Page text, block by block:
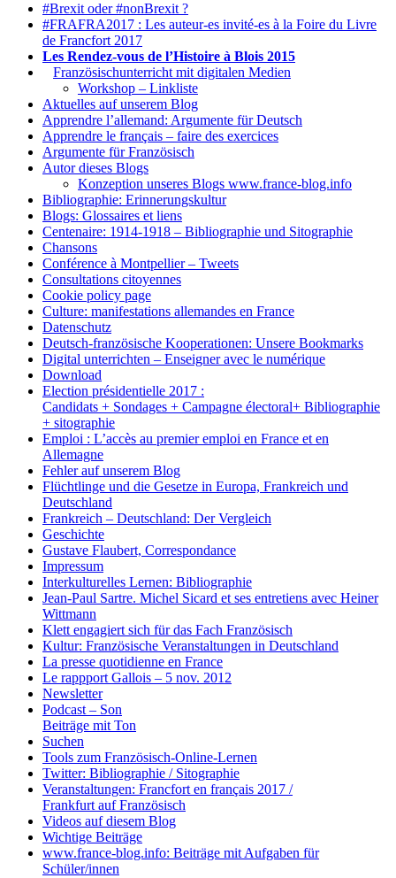
#Brexit oder #nonBrexit ?
#FRAFRA2017 : Les auteur-es invité-es à la Foire du Livre
de Francfort 2017
Les Rendez-vous de l’Histoire à Blois 2015
Französischunterricht mit digitalen Medien
Workshop – Linkliste
Aktuelles auf unserem Blog
Apprendre l’allemand: Argumente für Deutsch
Apprendre le français – faire des exercices
Argumente für Französisch
Autor dieses Blogs
Konzeption unseres Blogs www.france-blog.info
Bibliographie: Erinnerungskultur
Blogs: Glossaires et liens
Centenaire: 1914-1918 – Bibliographie und Sitographie
Chansons
Conférence à Montpellier – Tweets
Consultations citoyennes
Cookie policy page
Culture: manifestations allemandes en France
Datenschutz
Deutsch-französische Kooperationen: Unsere Bookmarks
Digital unterrichten – Enseigner avec le numérique
Download
Election présidentielle 2017 :
Candidats + Sondages + Campagne électoral+ Bibliographie
+ sitographie
Emploi : L’accès au premier emploi en France et en
Allemagne
Fehler auf unserem Blog
Flüchtlinge und die Gesetze in Europa, Frankreich und
Deutschland
Frankreich – Deutschland: Der Vergleich
Geschichte
Gustave Flaubert, Correspondance
Impressum
Interkulturelles Lernen: Bibliographie
Jean-Paul Sartre. Michel Sicard et ses entretiens avec Heiner
Wittmann
Klett engagiert sich für das Fach Französisch
Kultur: Französische Veranstaltungen in Deutschland
La presse quotidienne en France
Le rappport Gallois – 5 nov. 2012
Newsletter
Podcast – Son
Beiträge mit Ton
Suchen
Tools zum Französisch-Online-Lernen
Twitter: Bibliographie / Sitographie
Veranstaltungen: Francfort en français 2017 /
Frankfurt auf Französisch
Videos auf diesem Blog
Wichtige Beiträge
www.france-blog.info: Beiträge mit Aufgaben für
Schüler/innen